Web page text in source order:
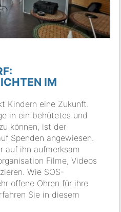
IM
Kindern eine Zukunft.
in ein behütetes und
können, ist der
Spenden angewiesen.
auf ihn aufmerksam
Filme, Videos
Wie SOS-
offene Ohren für ihre
Sie in diesem